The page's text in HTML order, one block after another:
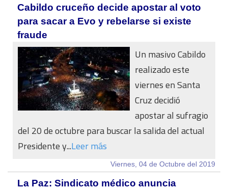
Cabildo cruceño decide apostar al voto
para sacar a Evo y rebelarse si existe
fraude
Un masivo Cabildo
realizado este
viernes en Santa
Cruz decidió
apostar al sufragio
del 20 de octubre para buscar la salida del actual
Presidente y...Leer más
Viernes, 04 de Octubre del 2019
La Paz: Sindicato médico anuncia